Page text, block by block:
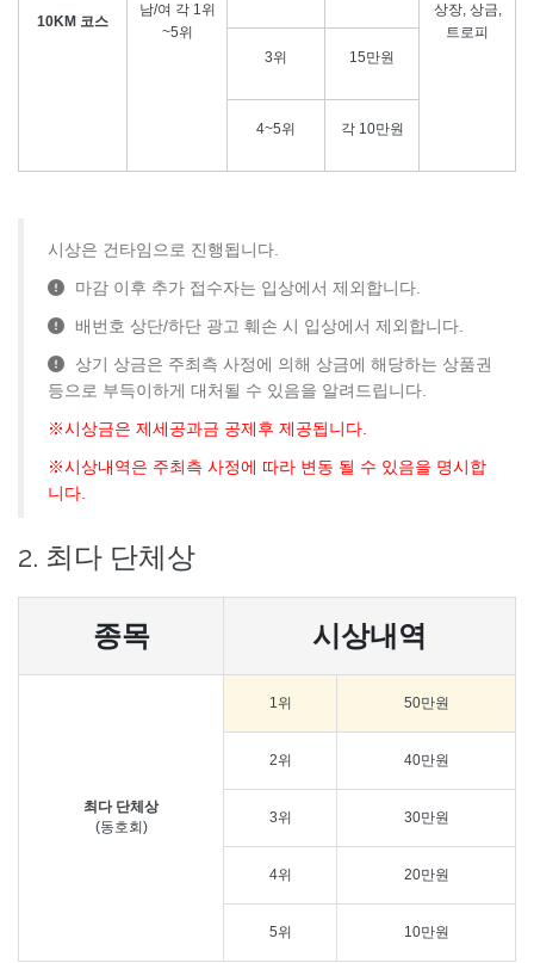
10KM 코스
남/여 각 1위
~5위
상장, 상금,
트로피
3위 15만원
4~5위 각 10만원
시상은 건타임으로 진행됩니다.
마감 이후 추가 접수자는 입상에서 제외합니다.
배번호 상단/하단 광고 훼손 시 입상에서 제외합니다.
상기 상금은 주최측 사정에 의해 상금에 해당하는 상품권
등으로 부득이하게 대처될 수 있음을 알려드립니다.
※시상금은 제세공과금 공제후 제공됩니다.
※시상내역은 주최측 사정에 따라 변동 될 수 있음을 명시합
니다.
2. 최다 단체상
종목 시상내역
최다 단체상
(동호회)
1위 50만원
2위 40만원
3위 30만원
4위 20만원
5위 10만원